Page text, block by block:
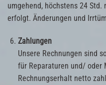
umgehend, höchstens 24
erfolgt. Änderungen und
Zahlungen
Unsere Rechnungen sind
für Reparaturen und/ oder
Rechnungserhalt netto